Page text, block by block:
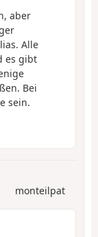
aber
Alle
es gibt
Bei
sein.
monteilpat